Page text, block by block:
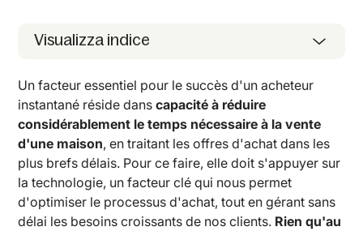
Visualizza indice
Un facteur essentiel pour le succès d'un acheteur
instantané réside danscapacité à réduire
considérablement le temps nécessaire à la vente
d'une maison, en traitant les offres d'achat dans les
plus brefs délais. Pour ce faire, elle doit s'appuyer sur
la technologie, un facteur clé qui nous permet
d'optimiser le processus d'achat, tout en gérant sans
délai les besoins croissants de nos clients. Rien qu'au